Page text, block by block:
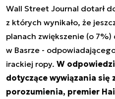
Wall Street Journal dotarł
z których wynikało, że
planach zwiększenie (o
w Basrze -
irackiej ropy. W
dotyczące wywiązania się
porozumienia, premier